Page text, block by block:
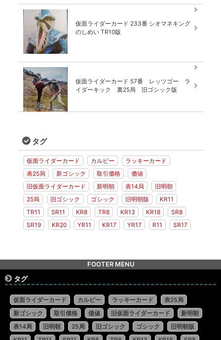
仮面ライダーカード 233番 シオマネキング
のしめい TR10版
仮面ライダーカード 57番 レッツゴー ラ
イダーキック 裏25局 旧ゴシック版
タグ
仮面ライダーカード カルビー
ラッキーカード
表25局
新ゴシック 取引価格
価値
旧仮面ライダーカード
新明朝 表14局
旧明朝
25局
旧ゴシック ゴシック 旧明朝版
KR11
TR11
SR11 KR8 TR8 KR13 KR18
SR8
SR19
KR20 YR11 KR17 YR17 R11 SR17
FOOTER MENU
タグ
仮面ライダーカード カルビー ラッキーカード
表25局
新ゴシック
取引価格 価値 旧仮面ライダーカード
新明朝
表14局
旧明朝 25局 旧ゴシック ゴシック
旧明朝版